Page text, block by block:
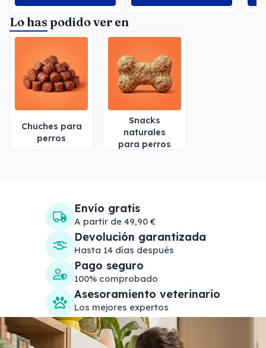
Lo has podido ver en
Chuches para
perros
Snacks
naturales
para perros
Envío gratis
A partir de 49,90 €
Devolución garantizada
Hasta 14 días después
Pago seguro
100% comprobado
Asesoramiento veterinario
Los mejores expertos